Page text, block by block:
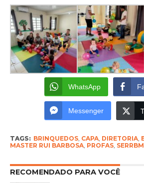
WhatsApp
Messenger
TAGS: BRINQUEDOS, CAPA, DIRETORIA,
MASTER RUI BARBOSA, PROFAS, SERRBM
RECOMENDADO PARA VOCÊ